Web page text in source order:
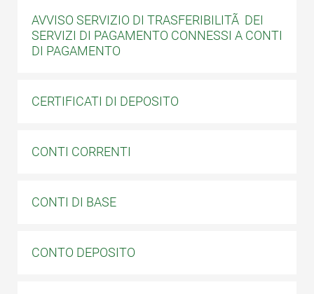
AVVISO SERVIZIO DI TRASFERIBILITÃ DEI
SERVIZI DI PAGAMENTO CONNESSI A CONTI
DI PAGAMENTO
CERTIFICATI DI DEPOSITO
CONTI CORRENTI
CONTI DI BASE
CONTO DEPOSITO